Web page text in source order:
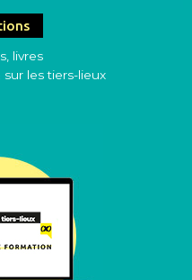
livres
sur les tiers-lieux